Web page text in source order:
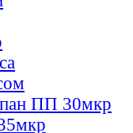
ПП 30мкр